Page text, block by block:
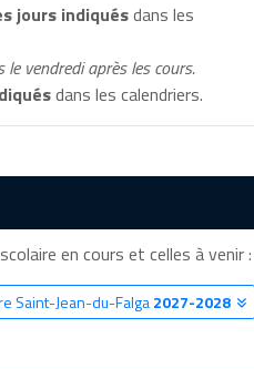
jours indiquésdans les
vendredi après les cours.
dans les calendriers.
en cours et celles à venir :
Saint-Jean-du-Falga2027-2028